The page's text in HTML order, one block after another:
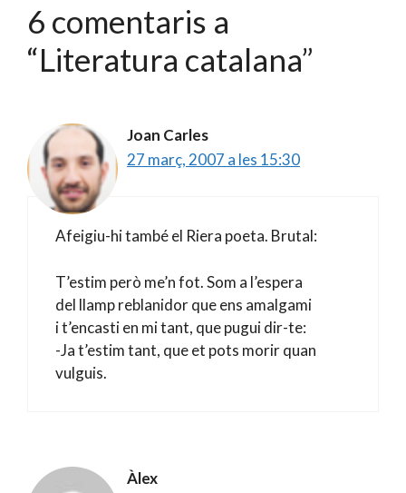
6 comentaris a
“Literatura catalana”
Joan Carles
27 març, 2007 a les 15:30
Afeigiu-hi també el Riera poeta. Brutal:
T’estim però me’n fot. Som a l’espera
del llamp reblanidor que ens amalgami
i t’encasti en mi tant, que pugui dir-te:
-Ja t’estim tant, que et pots morir quan
vulguis.
Àlex